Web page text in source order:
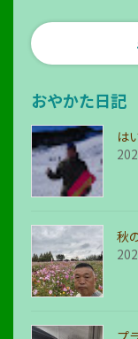
おやかた日記
は
秋